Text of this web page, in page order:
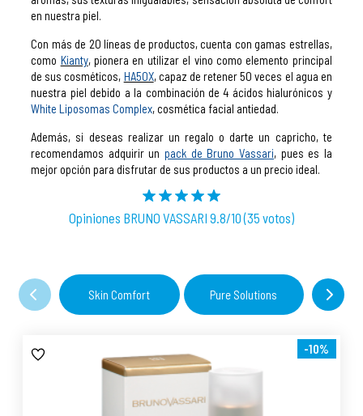
en nuestra piel.
Con más de 20 líneas de productos, cuenta con gamas estrellas,
como Kianty, pionera en utilizar el vino como elemento principal
de sus cosméticos, HA50X, capaz de retener 50 veces el agua en
nuestra piel debido a la combinación de 4 ácidos hialurónicos y
White Liposomas Complex, cosmética facial antiedad.
Además, si deseas realizar un regalo o darte un capricho, te
recomendamos adquirir unpack de Bruno Vassari, pues es la
mejor opción para disfrutar de sus productos a un precio ideal.
Opiniones BRUNO VASSARI 9.8/10 (35 votos)
Skin Comfort Pure Solutions
-10%